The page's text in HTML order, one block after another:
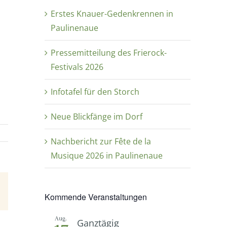
Erstes Knauer-Gedenkrennen in
Paulinenaue
Pressemitteilung des Frierock-
Festivals 2026
Infotafel für den Storch
Neue Blickfänge im Dorf
Nachbericht zur Fête de la
Musique 2026 in Paulinenaue
Kommende Veranstaltungen
Aug. Ganztägig